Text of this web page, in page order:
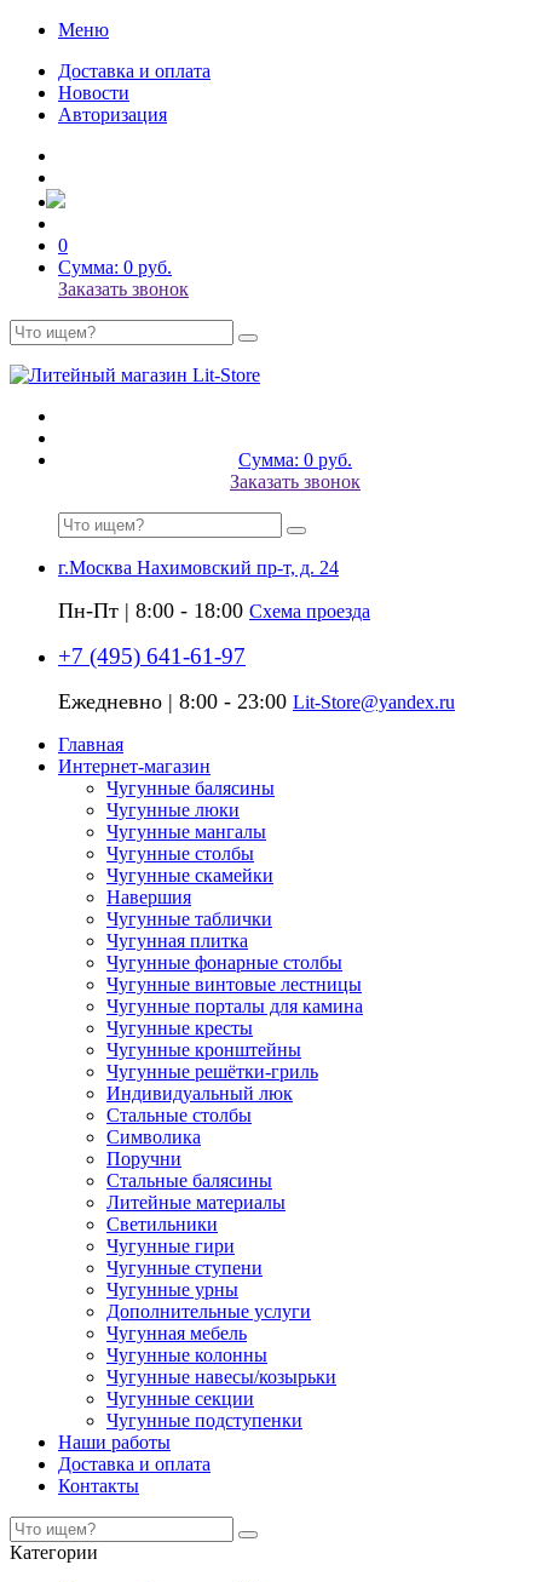
Меню
Доставка и оплата
Новости
Авторизация
0
Сумма: 0 руб.
Заказать звонок
Сумма: 0 руб.
Заказать звонок
г.Москва Нахимовский пр-т, д. 24
Пн-Пт | 8:00 - 18:00 Схема проезда
+7 (495) 641-61-97
Ежедневно | 8:00 - 23:00 Lit-Store@yandex.ru
Главная
Интернет-магазин
Чугунные балясины
Чугунные люки
Чугунные мангалы
Чугунные столбы
Чугунные скамейки
Навершия
Чугунные таблички
Чугунная плитка
Чугунные фонарные столбы
Чугунные винтовые лестницы
Чугунные порталы для камина
Чугунные кресты
Чугунные кронштейны
Чугунные решётки-гриль
Индивидуальный люк
Стальные столбы
Символика
Поручни
Стальные балясины
Литейные материалы
Светильники
Чугунные гири
Чугунные ступени
Чугунные урны
Дополнительные услуги
Чугунная мебель
Чугунные колонны
Чугунные навесы/козырьки
Чугунные секции
Чугунные подступенки
Наши работы
Доставка и оплата
Контакты
Категории